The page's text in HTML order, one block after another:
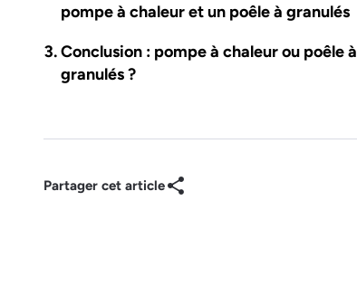
pompe à chaleur et un poêle à granulés
Conclusion : pompe à chaleur ou poêle à
granulés ?
Partager cet article